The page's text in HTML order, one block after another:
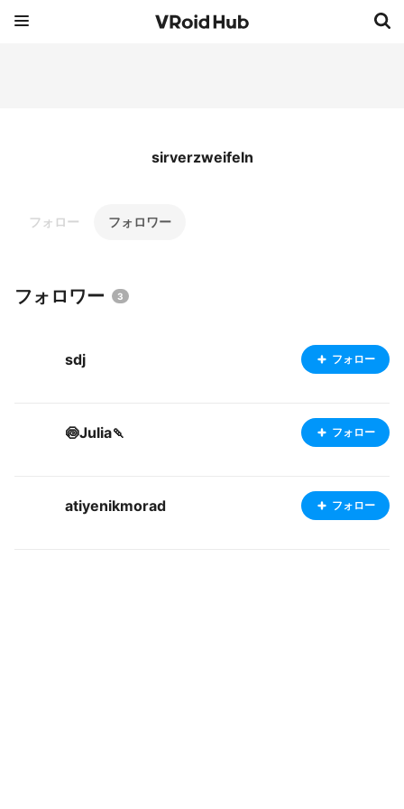
sirverzweifeln
フォロー フォロワー
フォロワー 3
sdj フォロー
🍥Julia🍡 フォロー
atiyenikmorad フォロー